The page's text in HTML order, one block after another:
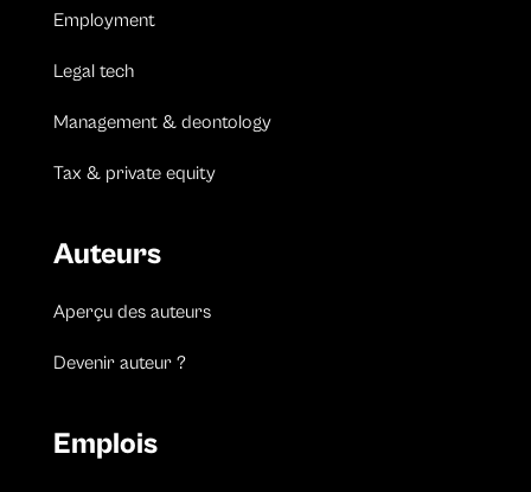
Employment
Legal tech
Management & deontology
Tax & private equity
Auteurs
Aperçu des auteurs
Devenir auteur ?
Emplois